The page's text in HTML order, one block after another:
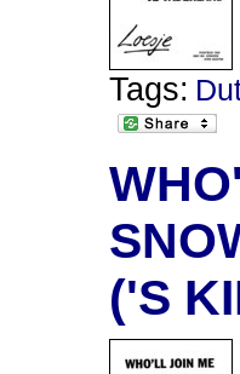
Tags:
('S